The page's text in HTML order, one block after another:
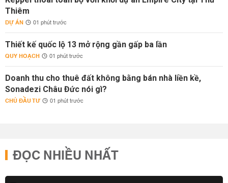
Thiêm
DỰ ÁN 01 phút trước
Thiết kế quốc lộ 13 mở rộng gần gấp ba lần
QUY HOẠCH 01 phút trước
Doanh thu cho thuê đất không bằng bán nhà liền kề,
Sonadezi Châu Đức nói gì?
CHỦ ĐẦU TƯ 01 phút trước
ĐỌC NHIỀU NHẤT